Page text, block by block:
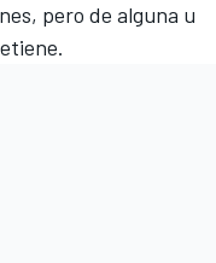
pero de alguna u